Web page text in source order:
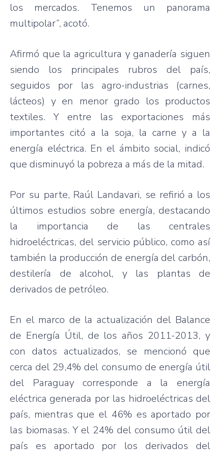
los mercados. Tenemos un panorama
multipolar”, acotó.
Afirmó que la agricultura y ganadería siguen
siendo los principales rubros del país,
seguidos por las agro-industrias (carnes,
lácteos) y en menor grado los productos
textiles. Y entre las exportaciones más
importantes citó a la soja, la carne y a la
energía eléctrica. En el ámbito social, indicó
que disminuyó la pobreza a más de la mitad.
Por su parte, Raúl Landavari, se refirió a los
últimos estudios sobre energía, destacando
la importancia de las centrales
hidroeléctricas, del servicio público, como así
también la producción de energía del carbón,
destilería de alcohol, y las plantas de
derivados de petróleo.
En el marco de la actualización del Balance
de Energía Útil, de los años 2011-2013, y
con datos actualizados, se mencionó que
cerca del 29,4% del consumo de energía útil
del Paraguay corresponde a la energía
eléctrica generada por las hidroeléctricas del
país, mientras que el 46% es aportado por
las biomasas. Y el 24% del consumo útil del
país es aportado por los derivados del